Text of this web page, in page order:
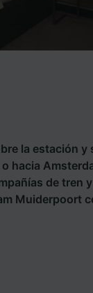
la estación
hacia
de tren
Muiderpoort